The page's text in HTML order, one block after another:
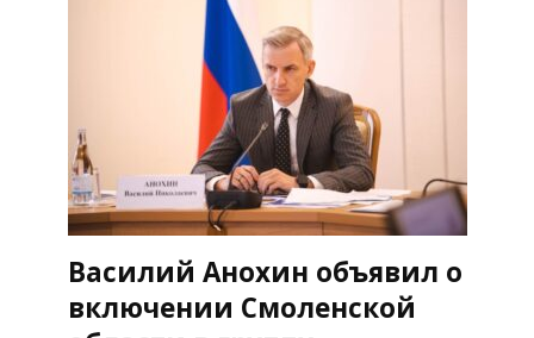
Василий Анохин объявил о
включении Смоленской